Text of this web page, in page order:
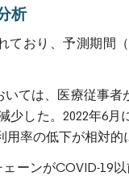
析
ており、予測期間
ては、医療従事者
した。2022年6月
率の低下が相対的
ーンがCOVID-19